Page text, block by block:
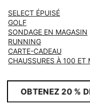
SELECT ÉPUISÉ
GOLF
SONDAGE EN MAGASIN
RUNNING
CARTE-CADEAU
CHAUSSURES À 100 ET
OBTENEZ 20 %